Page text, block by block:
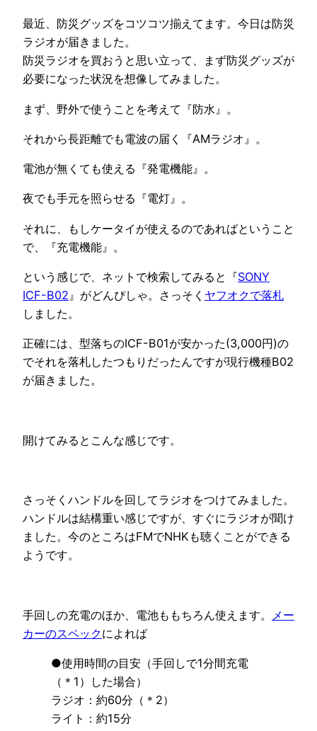
最近、防災グッズをコツコツ揃えてます。今日は防災
ラジオが届きました。
防災ラジオを買おうと思い立って、まず防災グッズが
必要になった状況を想像してみました。
まず、野外で使うことを考えて『防水』。
それから長距離でも電波の届く『AMラジオ』。
電池が無くても使える『発電機能』。
夜でも手元を照らせる『電灯』。
それに、もしケータイが使えるのであればということ
で、『充電機能』。
という感じで、ネットで検索してみると『SONY
ICF-B02 』がどんぴしゃ。さっそく ヤフオクで落札
しました。
正確には、型落ちのICF-B01が安かった(3,000円)の
でそれを落札したつもりだったんですが現行機種B02
が届きました。
開けてみるとこんな感じです。
さっそくハンドルを回してラジオをつけてみました。
ハンドルは結構重い感じですが、すぐにラジオが聞け
ました。今のところはFMでNHKも聴くことができる
ようです。
手回しの充電のほか、電池ももちろん使えます。
メー
カーのスペックによれば
●使用時間の目安（手回しで1分間充電
（＊1）した場合）
ラジオ：約60分（＊2）
ライト：約15分